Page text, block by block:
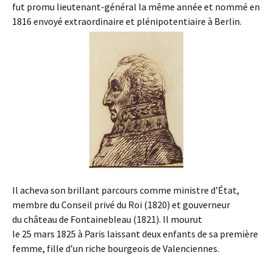
fut promu lieutenant-général la même année et nommé en
1816 envoyé extraordinaire et plénipotentiaire à Berlin.
Il acheva son brillant parcours comme ministre d’État,
membre du Conseil privé du Roi (1820) et gouverneur
du château de Fontainebleau (1821). Il mourut
le 25 mars 1825 à Paris laissant deux enfants de sa première
femme, fille d’un riche bourgeois de Valenciennes.